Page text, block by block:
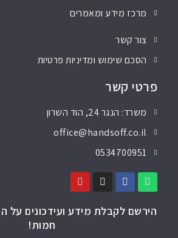
מרכז מידע ומאמרים
צור קשר
הסכם שימוש ומדיניות פרטיות
פרטי קשר
משרד: הנגר 24, הוד השרון
office@handsoff.co.il
0534700951
הירשם לקבלת מידע ועידכונים על
חמות!